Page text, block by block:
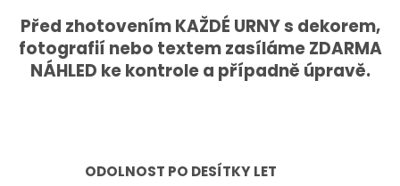
l
á
d
a
k
Před zhotovením KAŽDÉ URNY s dekorem,
fotografií nebo textem zasíláme ZDARMA
NÁHLED ke kontrole a případně úpravě.
ODOLNOST PO DESÍTKY LET